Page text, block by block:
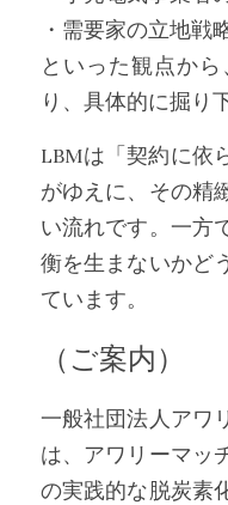
・需要家の立地戦
といった観点か
り、具体的に掘り
LBMは「契約に依
がゆえに、その精
い流れです。一方
衡を生まないかど
ています。
（ご案内）
一般社団法人アワ
は、アワリーマッ
の実践的な脱炭素